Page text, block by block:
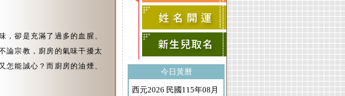
今日黃曆
西元2026 民國115年08月
，卻是充滿了過多的血腥、
論宗教，廚房的氣味干擾太
怎能誠心？而廚房的油煙、